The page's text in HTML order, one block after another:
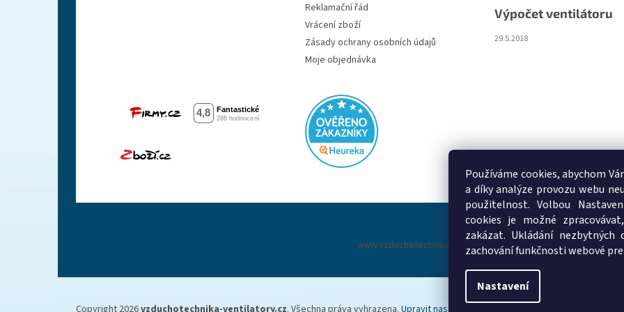
Používáme cookies, abychom
a díky analýze provozu webu
použitelnost. Volbou
cookies je možné
zakázat. Ukládání
zachování funkčnosti webové
Nastavení
Reklamační řád
Vrácení zboží
Zásady ochrany osobních údajů
Moje objednávka
Výpočet ventilátoru
29.5.2018
www.vzduchotechnika-ventilatory.cz www.palmat.cz
Copyright 2026vzduchotechnika-ventilatory.cz. Všechna práva vyhrazena. Upravit nastavení cookies